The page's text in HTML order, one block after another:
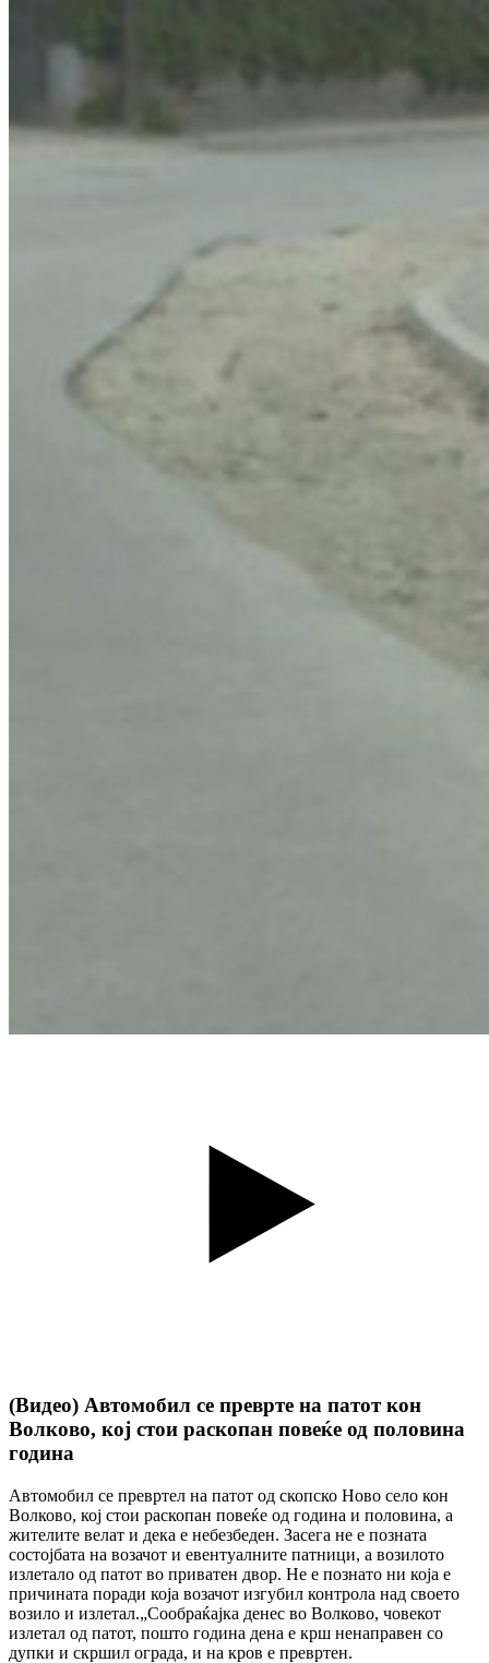
(Видео) Автомобил се преврте на патот кон
Волково, кој стои раскопан повеќе од половина
година
Автомобил се превртел на патот од скопско Ново село кон
Волково, кој стои раскопан повеќе од година и половина, а
жителите велат и дека е небезбеден. Засега не е позната
состојбата на возачот и евентуалните патници, а возилото
излетало од патот во приватен двор. Не е познато ни која е
причината поради која возачот изгубил контрола над своето
возило и излетал.„Сообраќајка денес во Волково, човекот
излетал од патот, пошто година дена е крш ненаправен со
дупки и скршил ограда, и на кров е превртен.